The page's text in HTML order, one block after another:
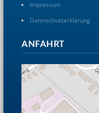
Impressum
Datenschutzerklärung
ANFAHRT